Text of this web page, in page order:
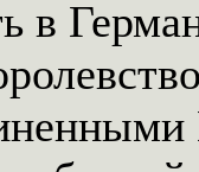
в